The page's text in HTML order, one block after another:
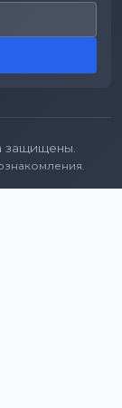
защищены.